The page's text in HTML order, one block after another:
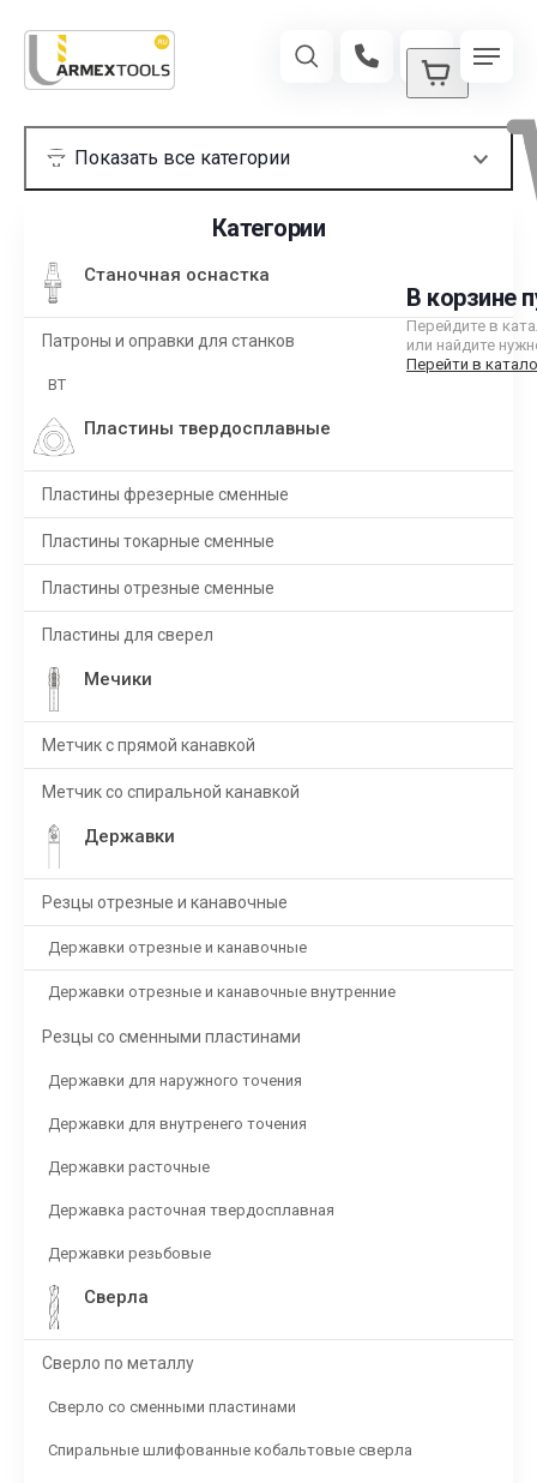
В корзине
Перейдите в
или найдите
Перейти в
Категории
Станочная оснастка
Патроны и оправки для станков
BT
Пластины твердосплавные
Пластины фрезерные сменные
Пластины токарные сменные
Пластины отрезные сменные
Пластины для сверел
Мечики
Метчик с прямой канавкой
Метчик со спиральной канавкой
Державки
Резцы отрезные и канавочные
Державки отрезные и канавочные
Державки отрезные и канавочные внутренние
Резцы со сменными пластинами
Державки для наружного точения
Державки для внутренего точения
Державки расточные
Державка расточная твердосплавная
Державки резьбовые
Сверла
Сверло по металлу
Сверло со сменными пластинами
Спиральные шлифованные кобальтовые сверла